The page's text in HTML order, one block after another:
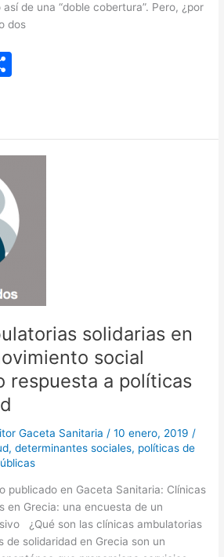
de una “doble cobertura”. Pero, ¿por
dos
p
ar
tir
solidarias en
social
respuesta a políticas
Gaceta Sanitaria /10 enero, 2019 /
,determinantes sociales, políticas de
publicado en Gaceta Sanitaria: Clínicas
en Grecia: una encuesta de un
¿Qué son las clínicas ambulatorias
de solidaridad en Grecia son un